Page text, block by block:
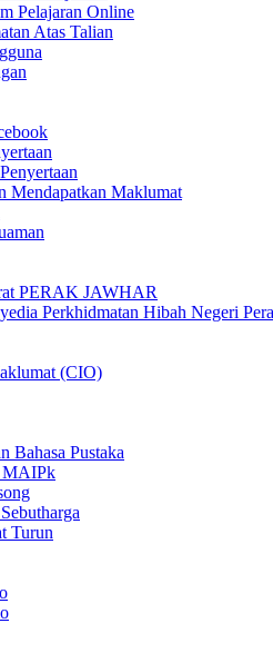
Pelajaran Online
Atas Talian
Mendapatkan Maklumat
PERAK JAWHAR
Perkhidmatan Hibah Negeri
(CIO)
Bahasa Pustaka
MAIPk
Turun